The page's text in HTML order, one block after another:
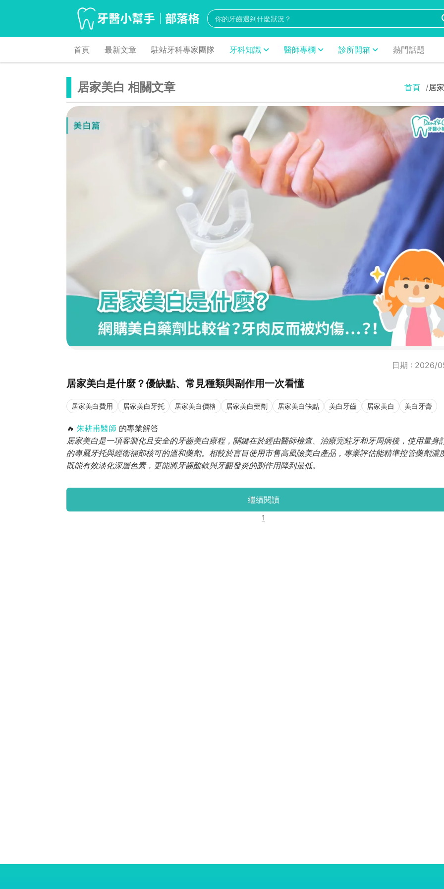
首頁 最新文章 駐站牙科專家團隊 牙科知識 醫師專欄 診所開箱 熱門話題
居家美白 相關文章 首頁 居
日期 : 2026/
居家美白是什麼？優缺點、常見種類與副作用一次看懂
居家美白費用 居家美白牙托 居家美白價格 居家美白藥劑 居家美白缺點 美白牙齒 居家美白 美白牙膏
🔥 朱耕甫醫師 的專業解答
居家美白是一項客製化且安全的牙齒美白療程，關鍵在於經由醫師檢查、治療完蛀牙和牙周病後，使用量身
的專屬牙托與經衛福部核可的溫和藥劑。相較於盲目使用市售高風險美白產品，專業評估能精準控管藥劑濃
既能有效淡化深層色素，更能將牙齒酸軟與牙齦發炎的副作用降到最低。
繼續閱讀
1